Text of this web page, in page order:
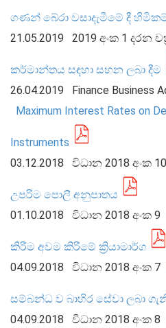
මුදල් ප්‍රතිපත්තිය
මූල්‍ය පද්ධතිය
මූල්‍ය පද්ධති ස්ථායිතාව
මූල්‍ය පද්ධති ස්ථායිතාව - සමස්ත
බැංකු අංශය
බැංකු නො වන මූල්‍ය හා කල්බදු
ගණන් බේරා වසාදැමීමේ දී
21.05.2019
2019 අංක 1 දරන
කර්මාන්තය සඳහා සහන ලබා දීම
26.04.2019
Finance Business
Maximum Interest Rates on
Instruments
03.12.2018
විධාන 2018 අංක 10
උපරිම පොලී අනුපාතය
01.10.2018
විධාන 2018 අංක 9
කිරීම අවම කිරීමේ ක්‍රියාමාර්ග
04.09.2018
විධාන 2018 අංක 7
සම්බන්ධ ව බාහිර සේවා ලබා
04.09.2018
විධාන 2018 අංක 8